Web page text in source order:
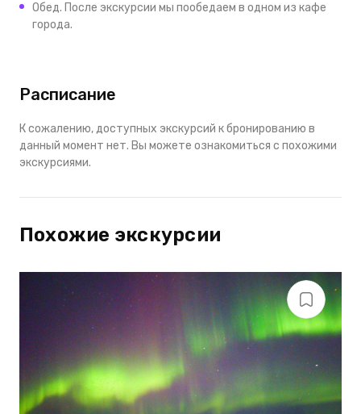
Обед. После экскурсии мы пообедаем в одном из кафе
города.
Расписание
К сожалению, доступных экскурсий к бронированию в
данный момент нет. Вы можете ознакомиться с похожими
экскурсиями.
Похожие экскурсии